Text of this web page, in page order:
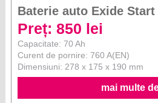
Baterie auto Exide Start
Preț: 850 lei
Capacitate: 70 Ah
Curent de pornire: 760 A(EN)
Dimensiuni: 278 x 175 x 190 mm
mai multe